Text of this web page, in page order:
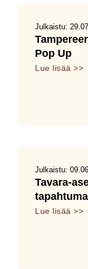
Julkaistu:
Pop Up
Lue lisää >>
Julkaistu:
Tavara-
Lue lisää >>